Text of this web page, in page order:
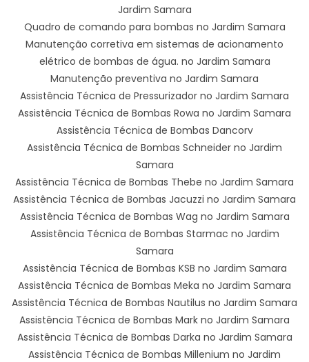
Jardim Samara
Quadro de comando para bombas no Jardim Samara
Manutenção corretiva em sistemas de acionamento
elétrico de bombas de água. no Jardim Samara
Manutenção preventiva no Jardim Samara
Assistência Técnica de Pressurizador no Jardim Samara
Assistência Técnica de Bombas Rowa no Jardim Samara
Assistência Técnica de Bombas Dancorv
Assistência Técnica de Bombas Schneider no Jardim
Samara
Assistência Técnica de Bombas Thebe no Jardim Samara
Assistência Técnica de Bombas Jacuzzi no Jardim Samara
Assistência Técnica de Bombas Wag no Jardim Samara
Assistência Técnica de Bombas Starmac no Jardim
Samara
Assistência Técnica de Bombas KSB no Jardim Samara
Assistência Técnica de Bombas Meka no Jardim Samara
Assistência Técnica de Bombas Nautilus no Jardim Samara
Assistência Técnica de Bombas Mark no Jardim Samara
Assistência Técnica de Bombas Darka no Jardim Samara
Assistência Técnica de Bombas Millenium no Jardim